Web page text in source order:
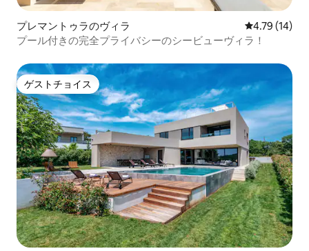
プレマントゥラのヴィラ レビュー14
4.79 (14)
プール付きの完全プライバシーのシービューヴィラ！
ゲストチョイス
ゲストチョイス